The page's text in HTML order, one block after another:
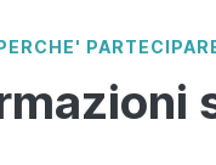
PERCHE'